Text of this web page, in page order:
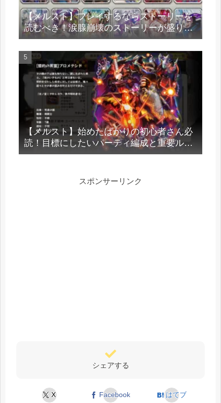
【メルスト】プレイするならストーリーを
読むべき！涙腺崩壊のストーリーが盛りだ
くさん
【メルスト】始めたばかりの初心者さん必
読！目標にしたいパーティ編成と重要ルー
ン強化法
スポンサーリンク
シェアする
X Facebook はてブ